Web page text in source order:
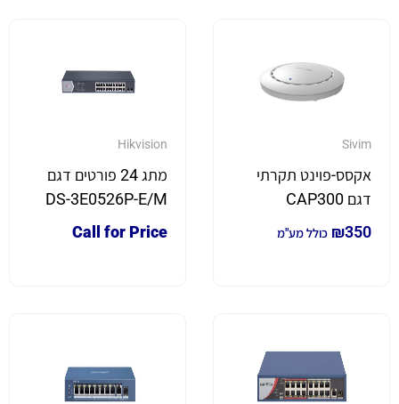
Sivim
אקסס-פוינט תקרתי
דגם CAP300
₪350 כולל מע"מ
Hikvision
מתג 24 פורטים דגם
DS-3E0526P-E/M
Call for Price